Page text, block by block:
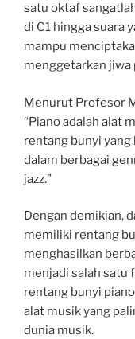
satu oktaf
di C1 hingga suara
mampu
menggetarkan jiwa
Menurut Profesor
“Piano adalah alat
rentang bunyi yang
dalam berbagai
jazz.”
Dengan demikian,
memiliki rentang
menghasilkan
menjadi salah satu
rentang bunyi
alat musik yang
dunia musik.